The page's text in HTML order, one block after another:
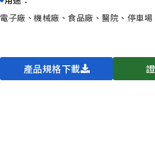
電子廠、機械廠、食品廠、醫院、停車
產品規格下載